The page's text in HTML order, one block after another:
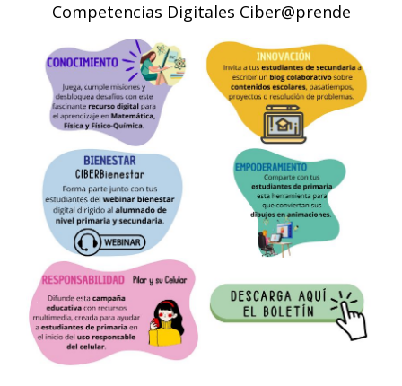
Competencias Digitales Ciber@prende